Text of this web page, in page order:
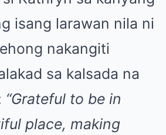
isang larawan nila ni
nakangiti
sa kalsada na
“Grateful to be in
place, making